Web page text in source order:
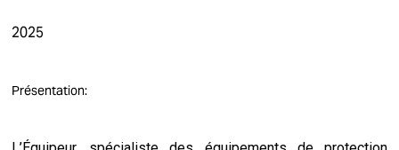
2025
Présentation: